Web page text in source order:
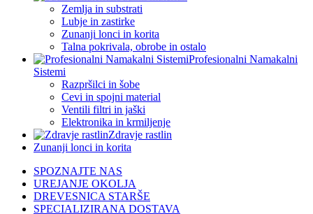
Zemlja in substrati
Lubje in zastirke
Zunanji lonci in korita
Talna pokrivala, obrobe in ostalo
Profesionalni Namakalni
Sistemi
Razpršilci in šobe
Cevi in spojni material
Ventili filtri in jaški
Elektronika in krmiljenje
Zdravje rastlin
Zunanji lonci in korita
SPOZNAJTE NAS
UREJANJE OKOLJA
DREVESNICA STARŠE
SPECIALIZIRANA DOSTAVA